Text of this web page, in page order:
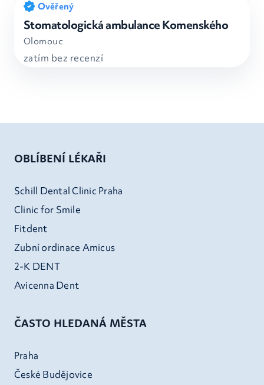
Ověřený
Stomatologická ambulance Komenského
Olomouc
zatím bez recenzí
OBLÍBENÍ LÉKAŘI
Schill Dental Clinic Praha
Clinic for Smile
Fitdent
Zubní ordinace Amicus
2-K DENT
Avicenna Dent
ČASTO HLEDANÁ MĚSTA
Praha
České Budějovice